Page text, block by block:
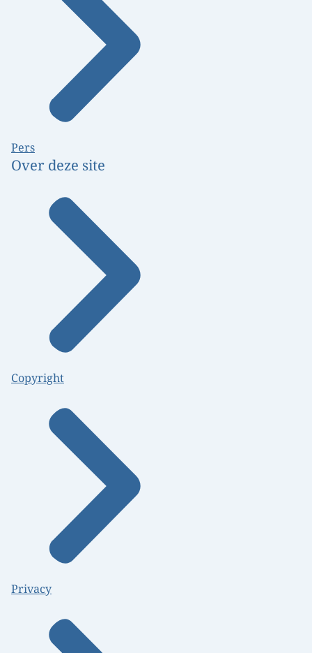
Pers
Over deze site
Copyright
Privacy